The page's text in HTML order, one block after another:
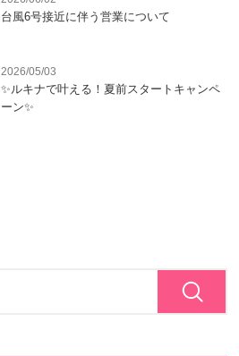
台風6号接近に伴う営業について
2026/05/03
✨ルキナで叶える！夏前スタートキャンペ
ーン✨